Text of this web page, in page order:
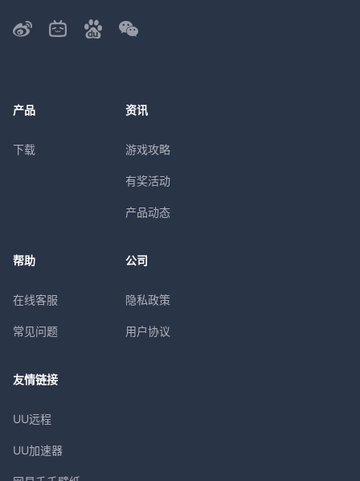
产品
下载
资讯
游戏攻略
有奖活动
产品动态
帮助
在线客服
常见问题
公司
隐私政策
用户协议
友情链接
UU远程
UU加速器